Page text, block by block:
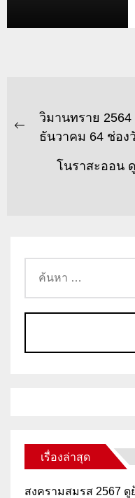
วิมานทราย
ธันวาคม 64 ช่อง
โนราสะออน
เรื่องล่าสุด
สงครามสมรส 2567